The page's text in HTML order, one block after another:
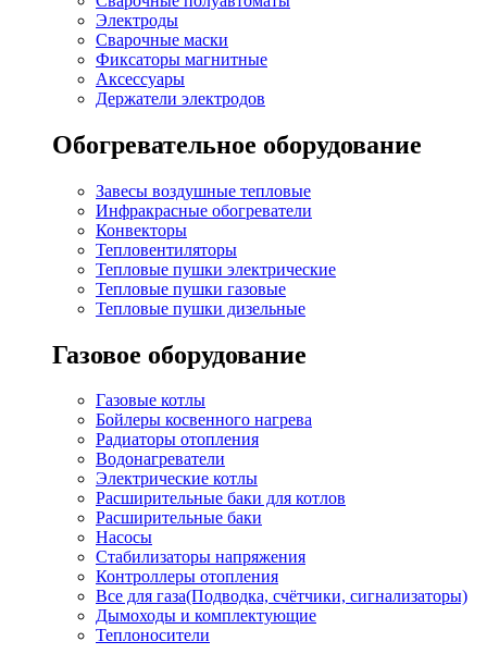
Электроды
Сварочные маски
Фиксаторы магнитные
Аксессуары
Держатели электродов
Обогревательное оборудование
Завесы воздушные тепловые
Инфракрасные обогреватели
Конвекторы
Тепловентиляторы
Тепловые пушки электрические
Тепловые пушки газовые
Тепловые пушки дизельные
Газовое оборудование
Газовые котлы
Бойлеры косвенного нагрева
Радиаторы отопления
Водонагреватели
Электрические котлы
Расширительные баки для котлов
Расширительные баки
Насосы
Стабилизаторы напряжения
Контроллеры отопления
Все для газа(Подводка, счётчики, сигнализаторы)
Дымоходы и комплектующие
Теплоносители